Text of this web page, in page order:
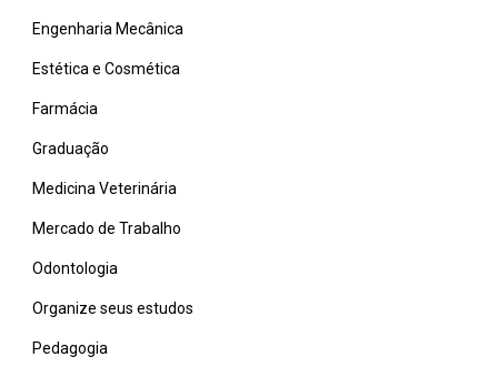
Engenharia Mecânica
Estética e Cosmética
Farmácia
Graduação
Medicina Veterinária
Mercado de Trabalho
Odontologia
Organize seus estudos
Pedagogia